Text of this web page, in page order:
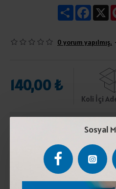
Sosyal
Share X
0 yorum yapılmış.
140,00 ₺
Koli İçi
Pastörize inek sütü, peynir
4°C ile 6°C arasında